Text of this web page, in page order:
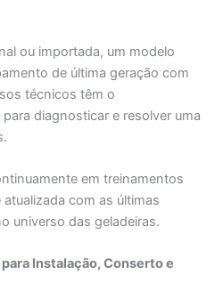
ou importada, um modelo
de última geração com
técnicos têm o
diagnosticar e resolver uma
em treinamentos
com as últimas
universo das geladeiras.
Instalação, Conserto e